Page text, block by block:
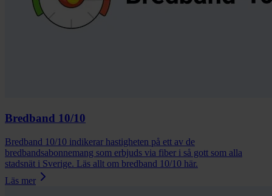
Bredband 10/10
Bredband 10/10 indikerar hastigheten på ett av de
bredbandsabonnemang som erbjuds via fiber i så gott som alla
stadsnät i Sverige. Läs allt om bredband 10/10 här.
Läs mer